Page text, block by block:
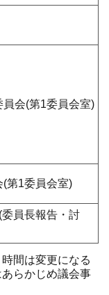
会(第1委員会室)
第1委員会室)
員長報告・討
間は変更になる
らかじめ議会事